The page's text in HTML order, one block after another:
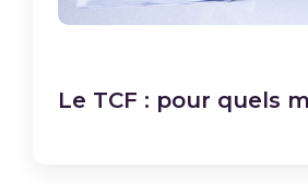
Le TCF : pour quels